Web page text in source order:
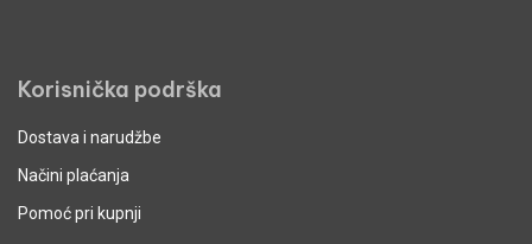
Korisnička podrška
Dostava i narudžbe
Načini plaćanja
Pomoć pri kupnji